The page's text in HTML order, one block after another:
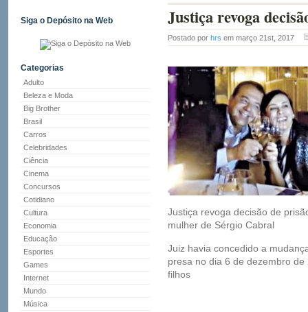
Siga o Depósito na Web
Categorias
Adulto
Beleza e Moda
Big Brother
Brasil
Carros
Celebridades
Ciência
Cinema
Concursos
Cotidiano
Cultura
Economia
Educação
Esportes
Games
Internet
Mundo
Música
Justiça revoga
Postado por hrs em março 21st, 2017
Justiça revoga decisão de
mulher de Sérgio Cabral
Juiz havia concedido a
presa no dia 6 de dezembro
filhos